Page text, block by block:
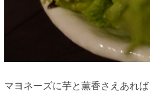
マヨネーズに芋と薫香さえあれ